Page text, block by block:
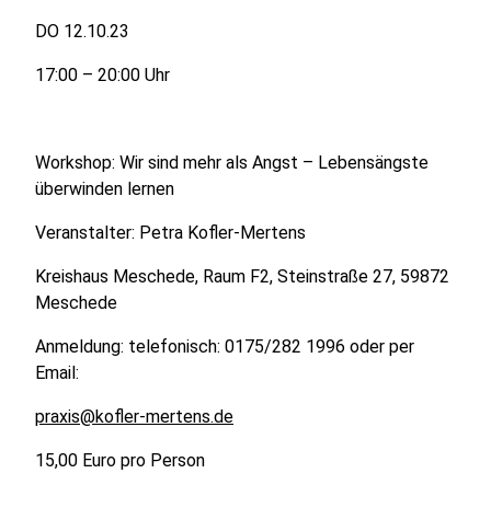
DO 12.10.23
17:00 – 20:00 Uhr
Workshop: Wir sind mehr als Angst – Lebensängste
überwinden lernen
Veranstalter: Petra Kofler-Mertens
Kreishaus Meschede, Raum F2, Steinstraße 27, 59872
Meschede
Anmeldung: telefonisch: 0175/282 1996 oder per
Email:
praxis@kofler-mertens.de
15,00 Euro pro Person